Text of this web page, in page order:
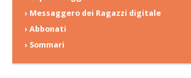
› Messaggero dei Ragazzi digitale
› Abbonati
› Sommari